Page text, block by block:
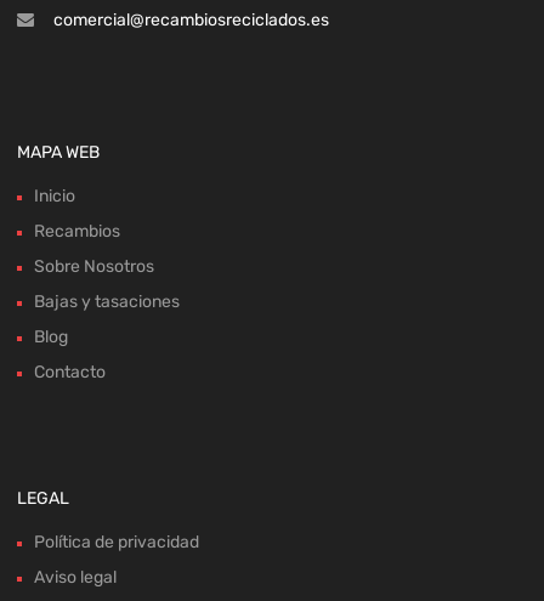
comercial@recambiosreciclados.es
MAPA WEB
Inicio
Recambios
Sobre Nosotros
Bajas y tasaciones
Blog
Contacto
LEGAL
Política de privacidad
Aviso legal